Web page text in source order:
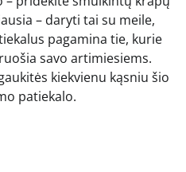
– daryti tai su meile,
pagamina tie, kurie
savo artimiesiems.
kiekvienu kąsniu šio
patiekalo.